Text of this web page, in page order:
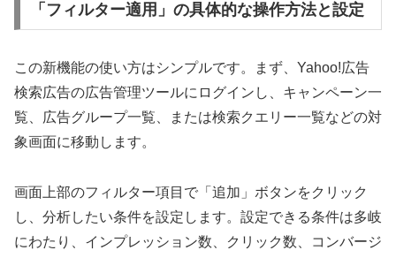
「フィルター適用」の具体的な操作方法と設定
この新機能の使い方はシンプルです。まず、Yahoo!広告
検索広告の広告管理ツールにログインし、キャンペーン一
覧、広告グループ一覧、または検索クエリー一覧などの対
象画面に移動します。
画面上部のフィルター項目で「追加」ボタンをクリック
し、分析したい条件を設定します。設定できる条件は多岐
にわたり、インプレッション数、クリック数、コンバージ